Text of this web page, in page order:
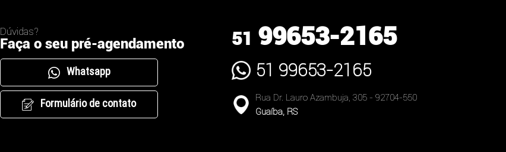
Dúvidas?
Faça o seu pré-agendamento
Whatsapp
Formulário de contato
51 99653-2165
51 99653-2165
Rua Dr. Lauro Azambuja, 305 - 92704-550
Guaíba, RS